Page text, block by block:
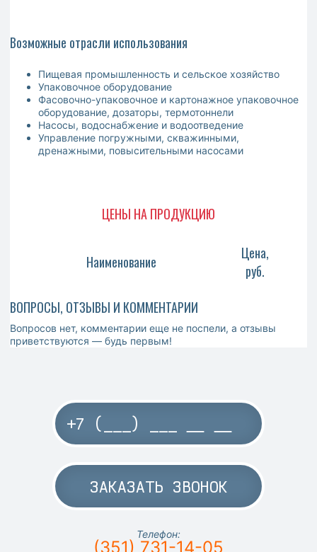
Возможные отрасли использования
Пищевая промышленность и сельское хозяйство
Упаковочное оборудование
Фасовочно-упаковочное и картонажное упаковочное
оборудование, дозаторы, термотоннели
Насосы, водоснабжение и водоотведение
Управление погружными, скважинными,
дренажными, повысительными насосами
ЦЕНЫ НА ПРОДУКЦИЮ
Наименование
Цена,
руб.
ВОПРОСЫ, ОТЗЫВЫ И КОММЕНТАРИИ
Вопросов нет, комментарии еще не поспели, а отзывы
приветствуются — будь первым!
ЗАКАЗАТЬ ЗВОНОК
Телефон:
(351) 731-14-05